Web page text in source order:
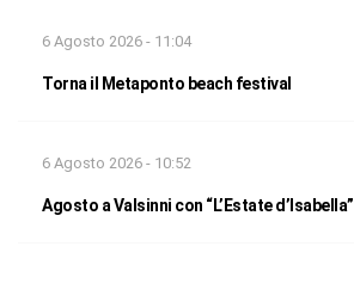
6 Agosto 2026 - 11:04
Torna il Metaponto beach festival
6 Agosto 2026 - 10:52
Agosto a Valsinni con “L’Estate d’Isabella”